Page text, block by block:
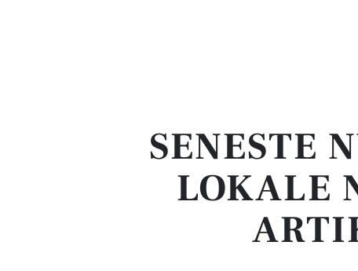
SENESTE
LOKALE